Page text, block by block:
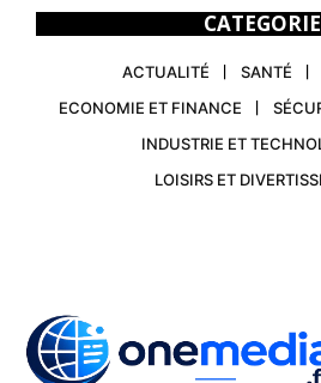
ACTUALITÉ SANTÉ
ECONOMIE ET FINANCE
INDUSTRIE ET
LOISIRS ET